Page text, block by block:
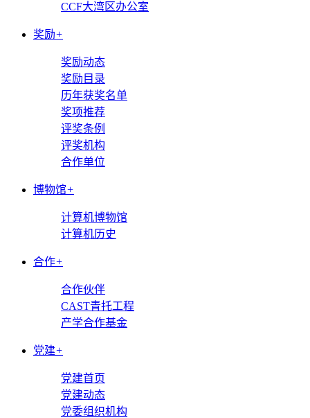
CCF大湾区办公室
奖励+
奖励动态
奖励目录
历年获奖名单
奖项推荐
评奖条例
评奖机构
合作单位
博物馆+
计算机博物馆
计算机历史
合作+
合作伙伴
CAST青托工程
产学合作基金
党建+
党建首页
党建动态
党委组织机构